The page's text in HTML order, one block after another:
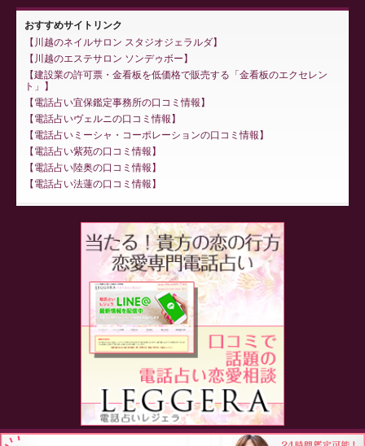
おすすめサイトリンク
川越のネイルサロン スタジオジェラルダ
川越のエステサロン ソンデゥボー
建設業の許可票・金看板を低価格で販売する「金看板のエクセレン
ト」
電話占い宜保鑑定事務所の口コミ情報
電話占いヴェルニの口コミ情報
電話占いミーシャ・コーポレーションの口コミ情報
電話占い紫苑の口コミ情報
電話占い陸奥の口コミ情報
電話占い法蓮の口コミ情報